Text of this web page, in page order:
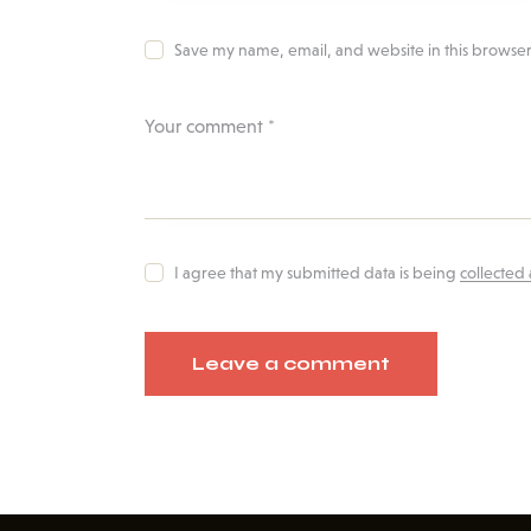
Save my name, email, and website in this
I agree that my submitted data is beingcollected